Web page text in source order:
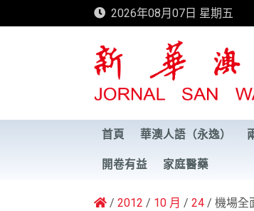
to
2026年08月07日 星期五
新華澳報
首頁 華澳人語（永逸）
開卷有益 家庭醫藥
2012 10 月 24 機場全